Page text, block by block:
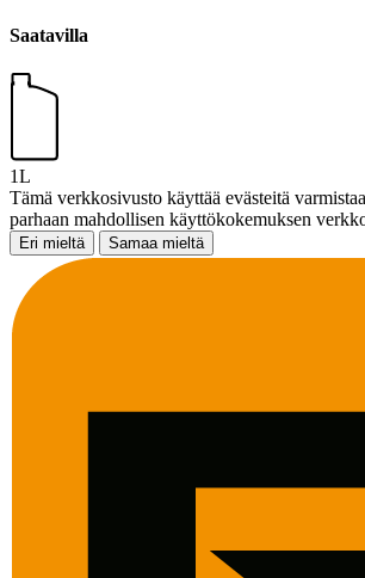
Saatavilla
1L
Tämä verkkosivusto käyttää evästeitä
parhaan mahdollisen käyttökokemuksen
Eri mieltä Samaa mieltä